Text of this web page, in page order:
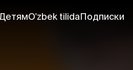
O'zbek tilidaПодписки